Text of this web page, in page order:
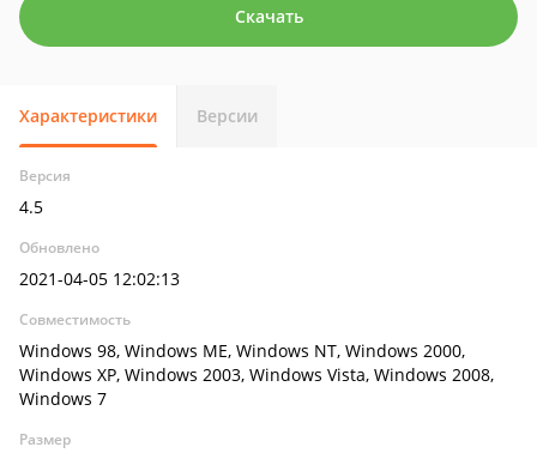
Скачать
Характеристики Версии
Версия
4.5
Обновлено
2021-04-05 12:02:13
Совместимость
Windows 98, Windows ME, Windows NT, Windows 2000,
Windows XP, Windows 2003, Windows Vista, Windows 2008,
Windows 7
Размер